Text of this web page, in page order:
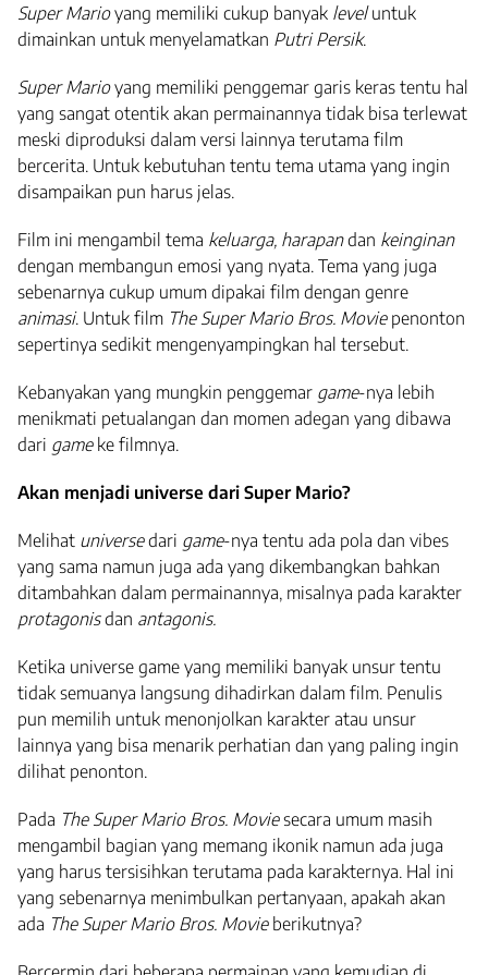
Super Marioyang memiliki cukup banyak leveluntuk
dimainkan untuk menyelamatkan Putri Persik.
Super Marioyang memiliki penggemar garis keras tentu hal
yang sangat otentik akan permainannya tidak bisa terlewat
meski diproduksi dalam versi lainnya terutama film
bercerita. Untuk kebutuhan tentu tema utama yang ingin
disampaikan pun harus jelas.
Film ini mengambil tema keluarga, harapandan keinginan
dengan membangun emosi yang nyata. Tema yang juga
sebenarnya cukup umum dipakai film dengan genre
animasi. Untuk film The Super Mario Bros. Moviepenonton
sepertinya sedikit mengenyampingkan hal tersebut.
Kebanyakan yang mungkin penggemar game-nya lebih
menikmati petualangan dan momen adegan yang dibawa
dari gameke filmnya.
Akan menjadi universe dari Super Mario?
Melihat universedari game-nya tentu ada pola dan vibes
yang sama namun juga ada yang dikembangkan bahkan
ditambahkan dalam permainannya, misalnya pada karakter
protagonisdan antagonis.
Ketika universe game yang memiliki banyak unsur tentu
tidak semuanya langsung dihadirkan dalam film. Penulis
pun memilih untuk menonjolkan karakter atau unsur
lainnya yang bisa menarik perhatian dan yang paling ingin
dilihat penonton.
Pada The Super Mario Bros. Moviesecara umum masih
mengambil bagian yang memang ikonik namun ada juga
yang harus tersisihkan terutama pada karakternya. Hal ini
yang sebenarnya menimbulkan pertanyaan, apakah akan
ada The Super Mario Bros. Movie berikutnya?